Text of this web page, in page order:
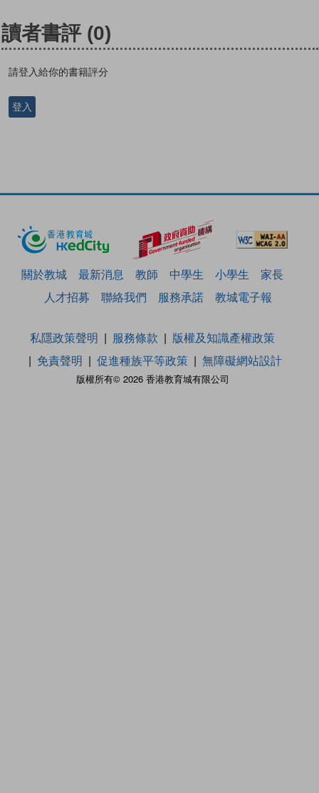
讀者書評 (0)
請登入給你的書籍評分
登入
關於教城 最新消息 教師 中學生 小學生
家長
人才招募
聯絡我們 服務承諾 教城電子報
版權所有© 2026 香港教育城有限公司
私隱政策聲明 服務條款
版權及知識產權政策
免責聲明
促進種族平等政策 無障礙網站設計